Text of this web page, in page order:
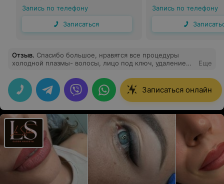
Запись по телефону
Записаться
Запись по телефону
Отзыв. Спасибо большое, нравятся все процедуры
холодной плазмы- волосы, лицо под ключ, удаление
Еще
Записаться онлайн